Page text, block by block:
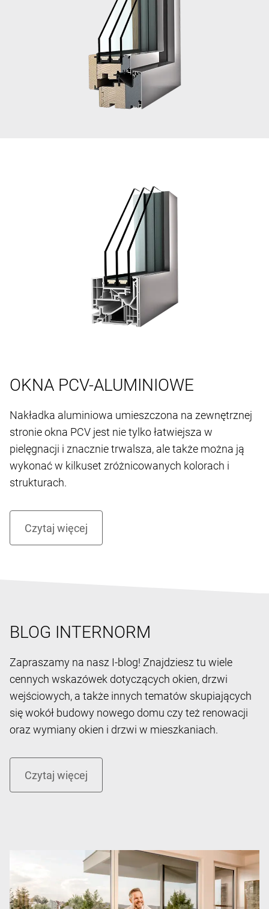
OKNA PCV-ALUMINIOWE
Nakładka aluminiowa umieszczona na zewnętrznej
stronie okna PCV jest nie tylko łatwiejsza w
pielęgnacji i znacznie trwalsza, ale także można ją
wykonać w kilkuset zróżnicowanych kolorach i
strukturach.
BLOG INTERNORM
Zapraszamy na nasz I-blog! Znajdziesz tu wiele
cennych wskazówek dotyczących okien, drzwi
wejściowych, a także innych tematów skupiających
się wokół budowy nowego domu czy też renowacji
oraz wymiany okien i drzwi w mieszkaniach.